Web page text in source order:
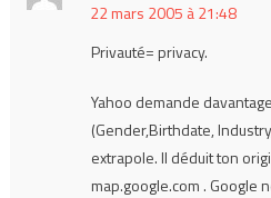
22 mars 2005 à 21:48
Privauté= privacy.
Yahoo demande
(Gender,Birthdate,
extrapole. Il déduit ton
map.google.com . Google